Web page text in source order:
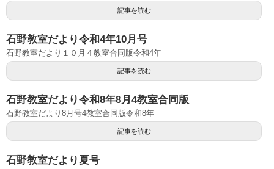
記事を読む
石野教室だより令和4年10月号
石野教室だより１０月４教室合同版令和4年
記事を読む
石野教室だより令和8年8月4教室合同版
石野教室だより8月号4教室合同版令和8年
記事を読む
石野教室だより夏号